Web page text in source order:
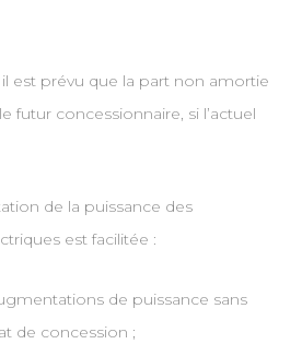
est prévu que la part non amortie
futur concessionnaire, si l’actuel
de la puissance des
est facilitée :
de puissance sans
de concession ;